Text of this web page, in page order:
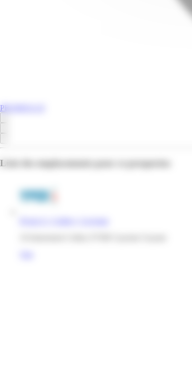
PROMOS.GF
Liste des emplacements pour ce prospectus